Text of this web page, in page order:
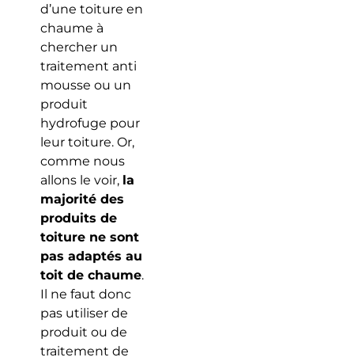
d’une toiture en
chaume à
chercher un
traitement anti
mousse ou un
produit
hydrofuge pour
leur toiture. Or,
comme nous
allons le voir, la
majorité des
produits de
toiture ne sont
pas adaptés au
toit de chaume.
Il ne faut donc
pas utiliser de
produit ou de
traitement de